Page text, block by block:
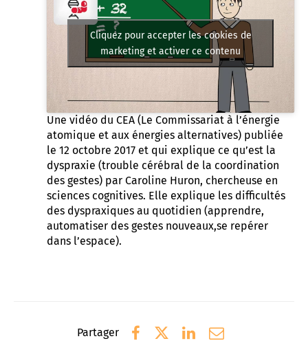
Cliquez pour accepter les cookies de
marketing et activer ce contenu
Une vidéo du CEA (Le Commissariat à l’énergie
atomique et aux énergies alternatives) publiée
le 12 octobre 2017 et qui explique ce qu’est la
dyspraxie (trouble cérébral de la coordination
des gestes) par Caroline Huron, chercheuse en
sciences cognitives. Elle explique les difficultés
des dyspraxiques au quotidien (apprendre,
automatiser des gestes nouveaux,se repérer
dans l’espace).
Partager